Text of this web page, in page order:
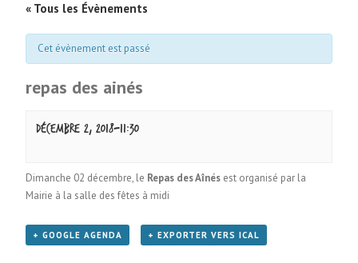
« Tous les Évènements
Cet évènement est passé
repas des ainés
décembre 2, 2018-11:30
Dimanche 02 décembre, le Repas des Aînés est organisé par la
Mairie à la salle des fêtes à midi
+ GOOGLE AGENDA + EXPORTER VERS ICAL